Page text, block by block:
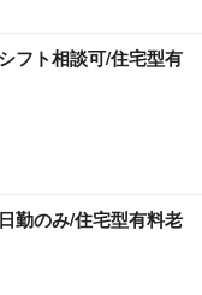
フト相談可/住宅型有
勤のみ/住宅型有料老